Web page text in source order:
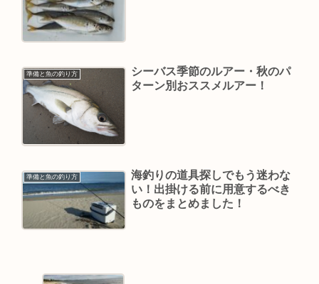
準備と魚の釣り方
シーバス季節のルアー・秋のパ
ターン別おススメルアー！
準備と魚の釣り方
海釣りの道具探しでもう迷わな
い！出掛ける前に用意するべき
ものをまとめました！